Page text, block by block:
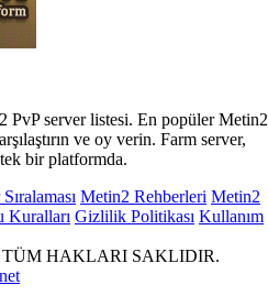
PvP server listesi. En popüler Metin2
ve oy verin. Farm server,
bir platformda.
Metin2 Rehberleri Metin2
Kuralları Gizlilik Politikası Kullanım
TÜM HAKLARI SAKLIDIR.